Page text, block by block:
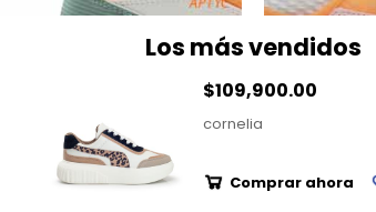
Los más vendidos
$109,900.00
cornelia
Comprar ahora